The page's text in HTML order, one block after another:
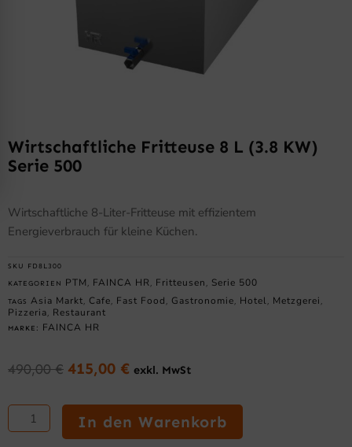
Wirtschaftliche Fritteuse 8 L (3.8 KW)
Serie 500
Wirtschaftliche 8-Liter-Fritteuse mit effizientem
Energieverbrauch für kleine Küchen.
SKU FD8L300
KATEGORIEN PTM FAINCA HR Fritteusen Serie 500
TAGS Asia Markt Cafe Fast Food Gastronomie Hotel Metzgerei
Pizzeria Restaurant
MARKE: FAINCA HR
490,00€ Ursprünglicher
war:
490,00 €
415,00 € Aktueller
ist:
415,00 €.
exkl. MwSt
Wirtschaftliche
Fritteuse
8
In den Warenkorb